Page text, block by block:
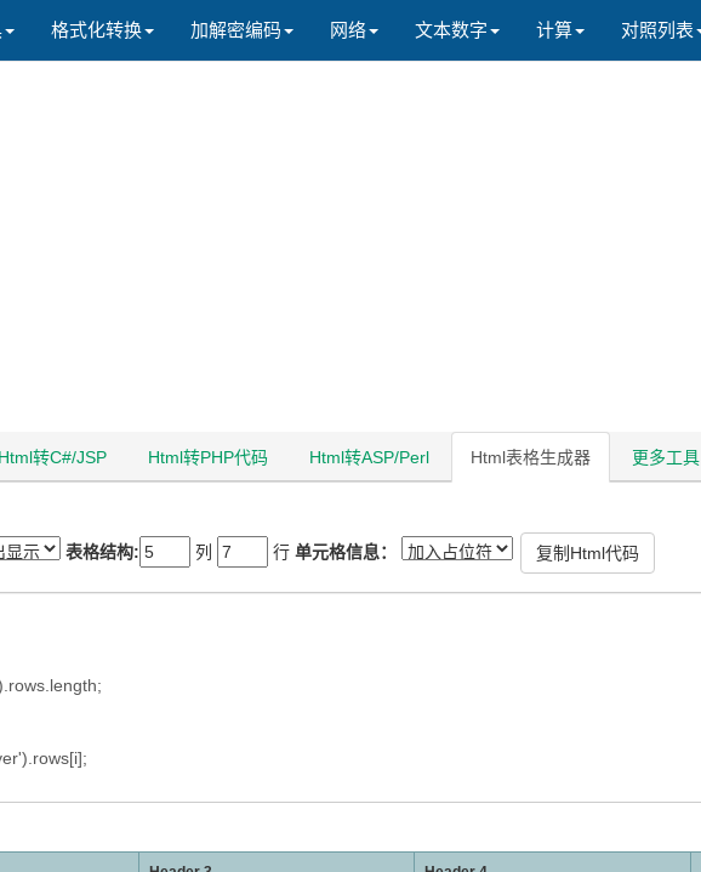
格式化转换 加解密编码 网络 文本数字 计算 对照列表
Html转C#/JSP Html转PHP代码 Html转ASP/Perl Html表格生成器 更多工具
表格结构: 列 行 单元格信息： 复制Html代码